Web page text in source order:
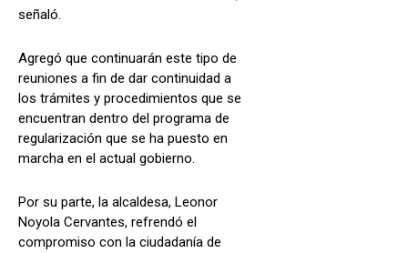
señaló.
Agregó que continuarán este tipo de
reuniones a fin de dar continuidad a
los trámites y procedimientos que se
encuentran dentro del programa de
regularización que se ha puesto en
marcha en el actual gobierno.
Por su parte, la alcaldesa, Leonor
Noyola Cervantes, refrendó el
compromiso con la ciudadanía de